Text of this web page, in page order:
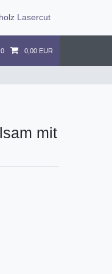
Lasercut
0 0,00 EUR
mit